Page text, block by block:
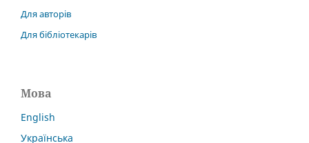
Для авторів
Для бібліотекарів
Мова
English
Українська